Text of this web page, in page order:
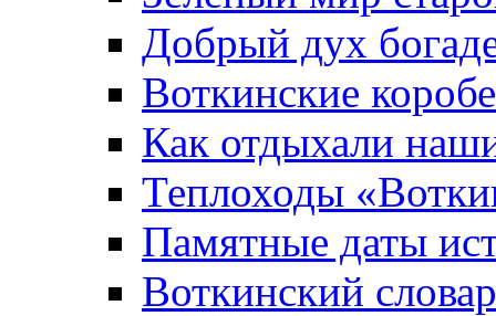
Добрый дух
Воткинские
Как отдыхали
Теплоходы
Памятные даты
Воткинский